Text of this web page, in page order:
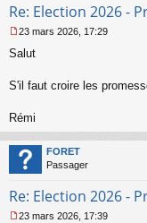
l
u
Re: Election 2026 -
e
s
e
n
o
n
l
23 mars 2026, 17:29
Salut
S'il faut croire les
Rémi
FORET
Passager
Re: Election 2026 -
23 mars 2026, 17:39